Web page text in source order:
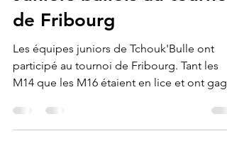
26 janv. 2025 1 min de lecture
Juniors bullois au tournoi
de Fribourg
Les équipes juniors de Tchouk'Bulle ont
participé au tournoi de Fribourg. Tant les